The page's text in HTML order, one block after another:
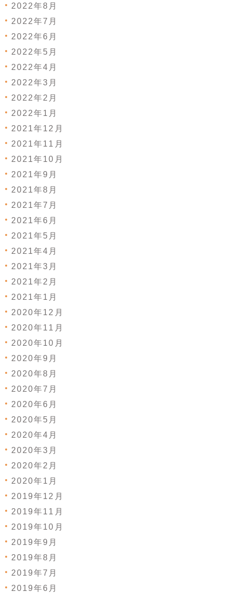
2022年8月
2022年7月
2022年6月
2022年5月
2022年4月
2022年3月
2022年2月
2022年1月
2021年12月
2021年11月
2021年10月
2021年9月
2021年8月
2021年7月
2021年6月
2021年5月
2021年4月
2021年3月
2021年2月
2021年1月
2020年12月
2020年11月
2020年10月
2020年9月
2020年8月
2020年7月
2020年6月
2020年5月
2020年4月
2020年3月
2020年2月
2020年1月
2019年12月
2019年11月
2019年10月
2019年9月
2019年8月
2019年7月
2019年6月